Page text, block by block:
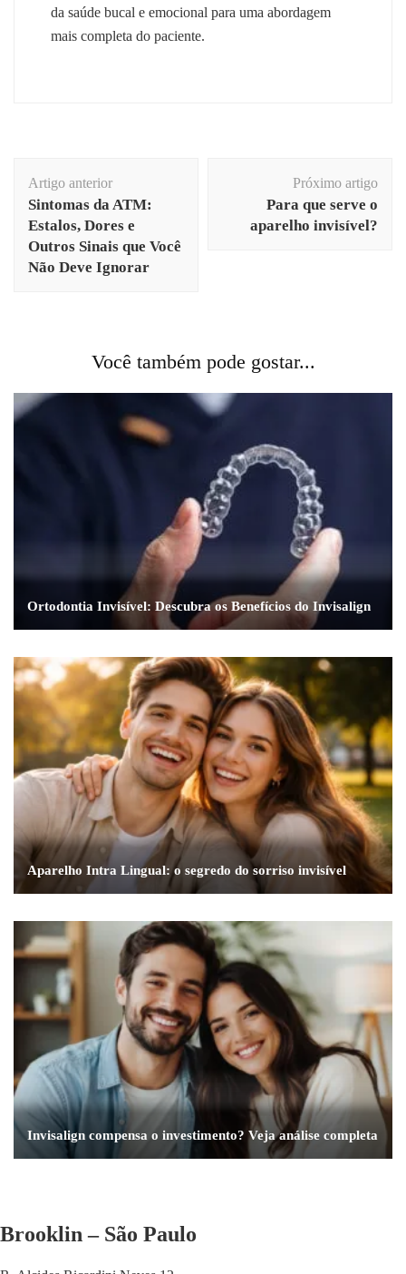
da saúde bucal e emocional para uma abordagem
mais completa do paciente.
de
post
Artigo anterior
Sintomas da ATM:
Estalos, Dores e
Outros Sinais que Você
Não Deve Ignorar
Próximo artigo
Para que serve o
aparelho invisível?
Você também pode gostar...
Ortodontia Invisível: Descubra os Benefícios do Invisalign
Aparelho Intra Lingual: o segredo do sorriso invisível
Invisalign compensa o investimento? Veja análise completa
Brooklin – São Paulo